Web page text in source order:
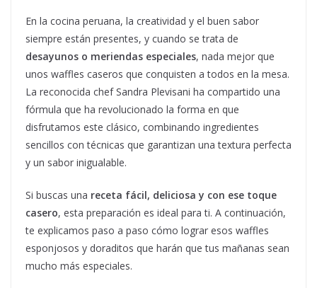
En la cocina peruana, la creatividad y el buen sabor
siempre están presentes, y cuando se trata de
desayunos o meriendas especiales, nada mejor que
unos waffles caseros que conquisten a todos en la mesa.
La reconocida chef Sandra Plevisani ha compartido una
fórmula que ha revolucionado la forma en que
disfrutamos este clásico, combinando ingredientes
sencillos con técnicas que garantizan una textura perfecta
y un sabor inigualable.
Si buscas una receta fácil, deliciosa y con ese toque
casero, esta preparación es ideal para ti. A continuación,
te explicamos paso a paso cómo lograr esos waffles
esponjosos y doraditos que harán que tus mañanas sean
mucho más especiales.